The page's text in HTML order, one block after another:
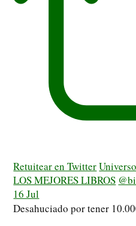
Retuitear en Twitter
LOS MEJORES LIBROS
16 Jul
Desahuciado por tener